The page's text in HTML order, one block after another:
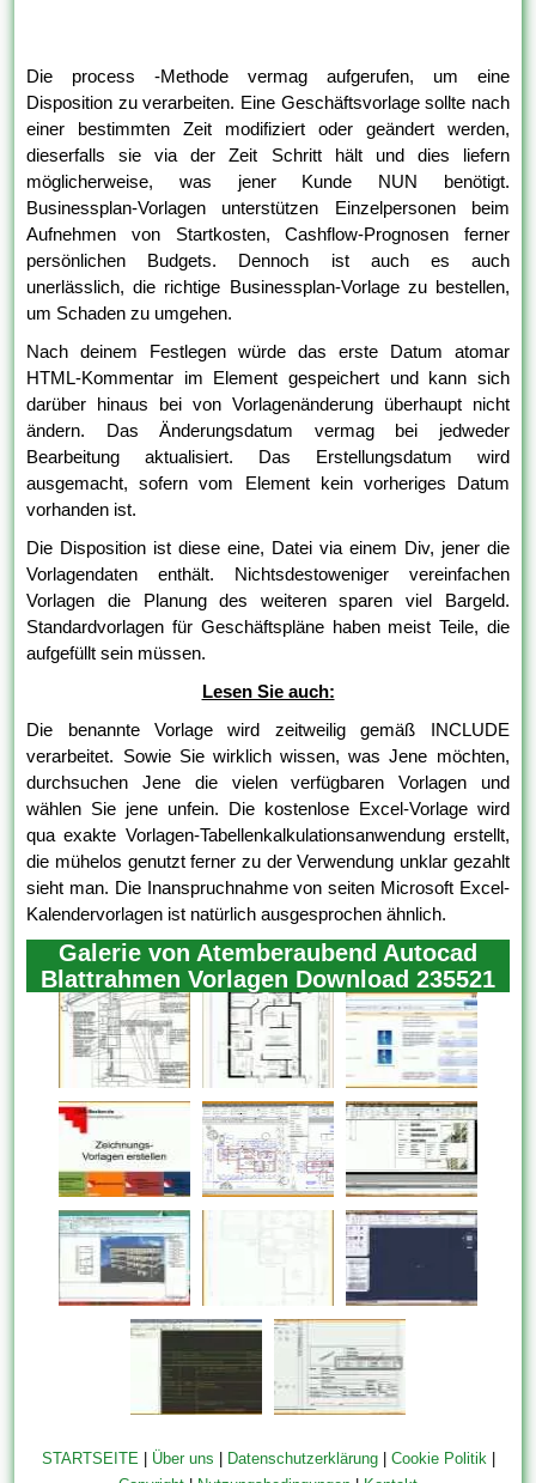
Die process -Methode vermag aufgerufen, um eine
Disposition zu verarbeiten. Eine Geschäftsvorlage sollte nach
einer bestimmten Zeit modifiziert oder geändert werden,
dieserfalls sie via der Zeit Schritt hält und dies liefern
möglicherweise, was jener Kunde NUN benötigt.
Businessplan-Vorlagen unterstützen Einzelpersonen beim
Aufnehmen von Startkosten, Cashflow-Prognosen ferner
persönlichen Budgets. Dennoch ist auch es auch
unerlässlich, die richtige Businessplan-Vorlage zu bestellen,
um Schaden zu umgehen.
Nach deinem Festlegen würde das erste Datum atomar
HTML-Kommentar im Element gespeichert und kann sich
darüber hinaus bei von Vorlagenänderung überhaupt nicht
ändern. Das Änderungsdatum vermag bei jedweder
Bearbeitung aktualisiert. Das Erstellungsdatum wird
ausgemacht, sofern vom Element kein vorheriges Datum
vorhanden ist.
Die Disposition ist diese eine, Datei via einem Div, jener die
Vorlagendaten enthält. Nichtsdestoweniger vereinfachen
Vorlagen die Planung des weiteren sparen viel Bargeld.
Standardvorlagen für Geschäftspläne haben meist Teile, die
aufgefüllt sein müssen.
Lesen Sie auch:
Die benannte Vorlage wird zeitweilig gemäß INCLUDE
verarbeitet. Sowie Sie wirklich wissen, was Jene möchten,
durchsuchen Jene die vielen verfügbaren Vorlagen und
wählen Sie jene unfein. Die kostenlose Excel-Vorlage wird
qua exakte Vorlagen-Tabellenkalkulationsanwendung erstellt,
die mühelos genutzt ferner zu der Verwendung unklar gezahlt
sieht man. Die Inanspruchnahme von seiten Microsoft Excel-
Kalendervorlagen ist natürlich ausgesprochen ähnlich.
Galerie von Atemberaubend Autocad
Blattrahmen Vorlagen Download 235521
STARTSEITE Über uns Datenschutzerklärung| Cookie Politik